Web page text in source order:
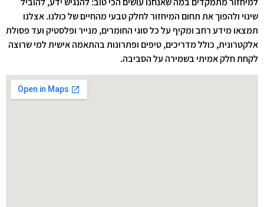
שינוי ולהפוך את תחום המיחזור לחלק טבעי מהחיים של כולנו. אצלנו
תמצאו מידע רחב ומקיף על כל סוגי החומרים, מנייר ופלסטיק ועד פסולת
אלקטרונית, כולל מדריכים, טיפים ופתרונות בהתאמה אישית למי שרוצה
לקחת חלק אמיתי בשמירה על הסביבה.